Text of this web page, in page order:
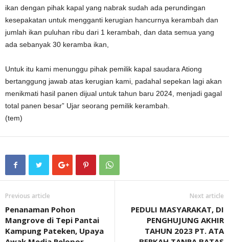
ikan dengan pihak kapal yang nabrak sudah ada perundingan
kesepakatan untuk mengganti kerugian hancurnya kerambah dan
jumlah ikan puluhan ribu dari 1 kerambah, dan data semua yang
ada sebanyak 30 keramba ikan,
Untuk itu kami menunggu pihak pemilik kapal saudara Ationg
bertanggung jawab atas kerugian kami, padahal sepekan lagi akan
menikmati hasil panen dijual untuk tahun baru 2024, menjadi gagal
total panen besar” Ujar seorang pemilik kerambah.
(tem)
Previous article
Penanaman Pohon
Mangrove di Tepi Pantai
Kampung Pateken, Upaya
Next article
PEDULI MASYARAKAT, DI
PENGHUJUNG AKHIR
TAHUN 2023 PT. ATA